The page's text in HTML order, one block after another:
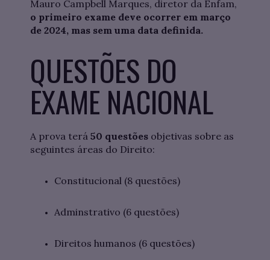
Mauro Campbell Marques, diretor da Enfam,
o primeiro exame deve ocorrer em março
de 2024, mas sem uma data definida.
QUESTÕES DO
EXAME NACIONAL
A prova terá 50 questões objetivas sobre as
seguintes áreas do Direito:
Constitucional (8 questões)
Adminstrativo (6 questões)
Direitos humanos (6 questões)